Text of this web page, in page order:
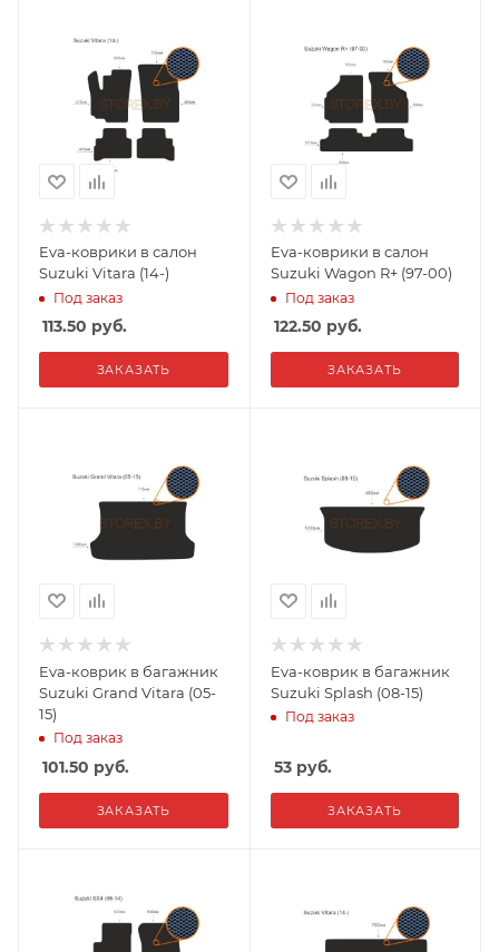
Eva-коврики в салон
Suzuki Vitara (14-)
Под заказ
113.50 руб.
ЗАКАЗАТЬ
Eva-коврики в салон
Suzuki Wagon R+ (97-00)
Под заказ
122.50 руб.
ЗАКАЗАТЬ
Eva-коврик в багажник
Suzuki Grand Vitara (05-
15)
Под заказ
101.50 руб.
ЗАКАЗАТЬ
Eva-коврик в багажник
Suzuki Splash (08-15)
Под заказ
53руб.
ЗАКАЗАТЬ